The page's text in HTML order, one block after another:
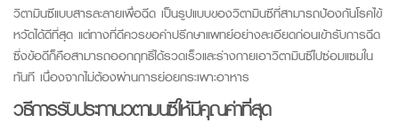
วิตามินซีแบบสารละลายเพื่อฉีด เป็นรูปแบบของวิตามินซีที่สามารถป้องกันโรคไข้
หวัดได้ดีที่สุด แต่ทางที่ดีควรขอคำปรึกษาแพทย์อย่างละเอียดก่อนเข้ารับการฉีด
ซึ่งข้อดีก็คือสามารถออกฤทธิ์ได้รวดเร็วและร่างกายเอาวิตามินซีไปซ่อมแซมใน
ทันที เนื่องจากไม่ต้องผ่านการย่อยกระเพาะอาหาร
วิธีการรับประทานวิตามินซีให้มีคุณค่าที่สุด